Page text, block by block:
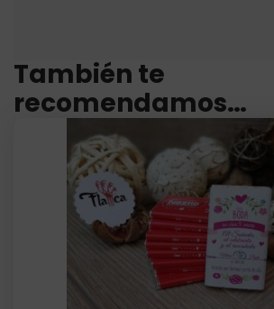
También te
recomendamos…